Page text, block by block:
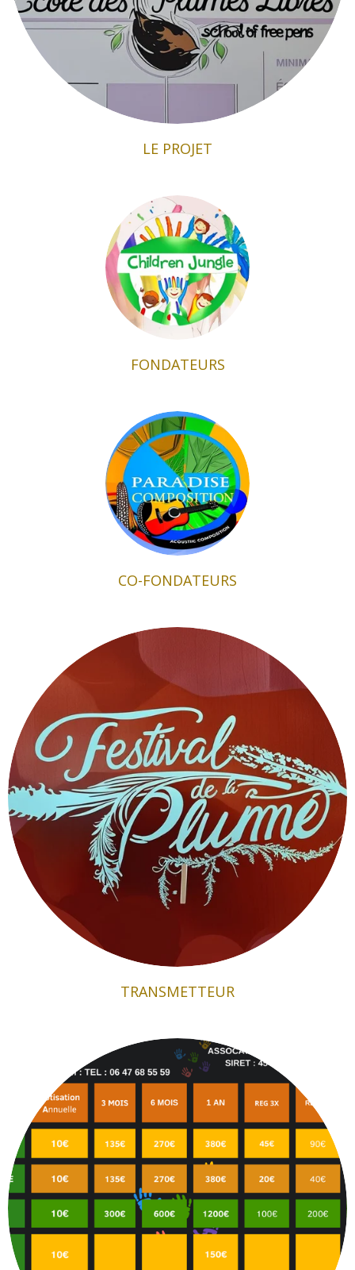
LE PROJET
FONDATEURS
CO-FONDATEURS
TRANSMETTEUR